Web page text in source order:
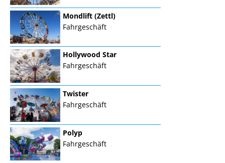
Mondlift (Zettl)
Fahrgeschäft
Hollywood Star
Fahrgeschäft
Twister
Fahrgeschäft
Polyp
Fahrgeschäft